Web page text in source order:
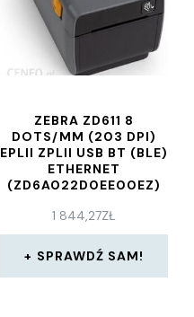
ZEBRA ZD611 8
DOTS/MM (203 DPI)
EPLII ZPLII USB BT (BLE)
ETHERNET
(ZD6A022D0EE00EZ)
1 844,27ZŁ
SPRAWDŹ SAM!